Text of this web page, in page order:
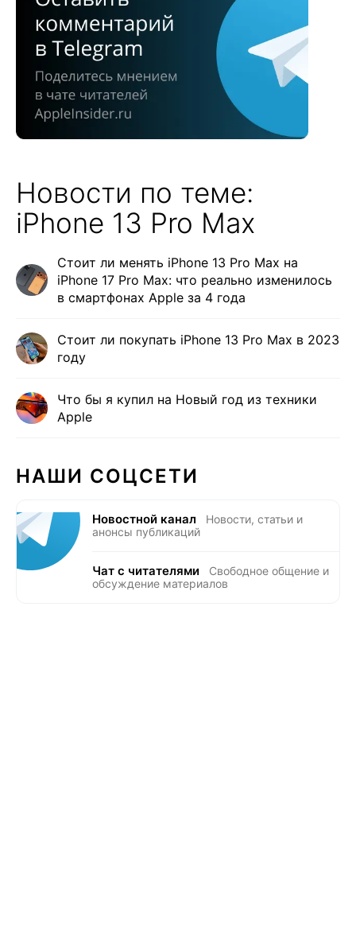
Новости по теме:
iPhone 13 Pro Max
Стоит ли менять iPhone 13 Pro Max на
iPhone 17 Pro Max: что реально изменилось
в смартфонах Apple за 4 года
Стоит ли покупать iPhone 13 Pro Max в 2023
году
Что бы я купил на Новый год из техники
Apple
НАШИ СОЦСЕТИ
Новостной канал
Новости, статьи и
анонсы публикаций
Чат с читателями
Свободное общение и
обсуждение материалов